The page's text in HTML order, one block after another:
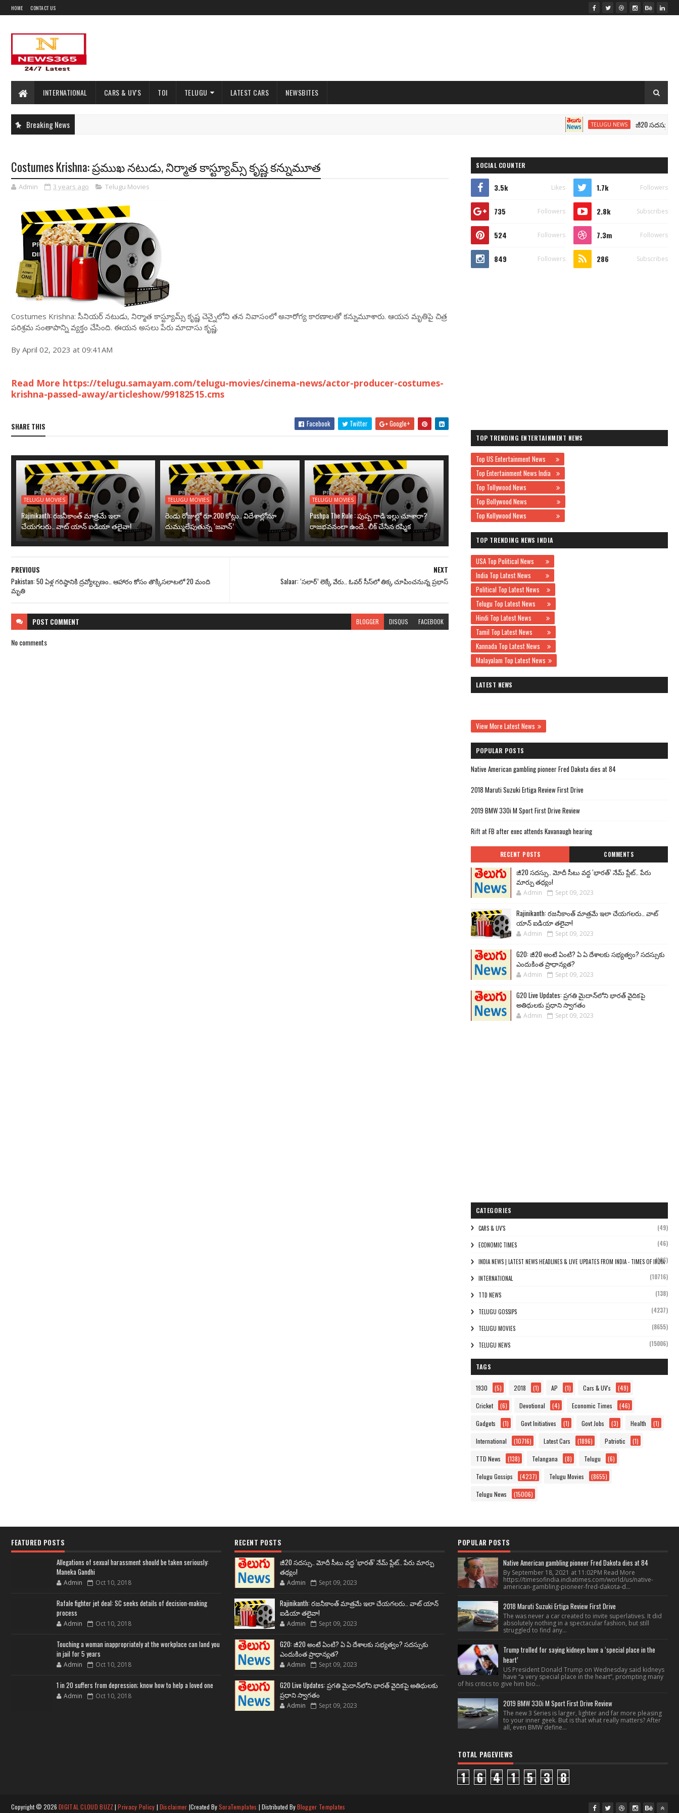
HOME CONTACT US
INTERNATIONAL CARS & UV'S TOI TELUGU LATEST CARS NEWSBITES
Breaking News TELUGU NEWS జీ20 సదస్సు.. మోదీ
Costumes Krishna: ప్రముఖ నటుడు, నిర్మాత కాస్ట్యూమ్స్ కృష్ణ క‌న్నుమూత‌
Admin 3 years ago Telugu Movies
Costumes Krishna: సీనియ‌ర్ న‌టుడు, నిర్మాత కాస్ట్యూమ్స్ కృష్ణ చెన్నైలోని త‌న నివాసంలో అనారోగ్య కార‌ణాల‌తో క‌న్నుమూశారు. ఆయ‌న మృతిపై చిత్ర
ప‌రిశ్ర‌మ సంతాపాన్ని వ్య‌క్తం చేసింది. ఈయ‌న అస‌లు పేరు మాదాసు కృష్ణ‌.
By April 02, 2023 at 09:41AM
Read More https://telugu.samayam.com/telugu-movies/cinema-news/actor-producer-costumes-
krishna-passed-away/articleshow/99182515.cms
SHARE THIS Facebook Twitter Google+
TELUGU MOVIES
Rajinikanth: రజనీకాంత్ మాత్రమే ఇలా
చేయగలరు.. వాట్ యాన్ ఐడియా తలైవా!
TELUGU MOVIES
రెండు రోజుల్లో రూ.200 కోట్లు.. విదేశాల్లోనూ
దుమ్ములేపుతున్న ‘జవాన్’
TELUGU MOVIES
Pushpa The Rule : పుష్ప గాడి ఇల్లు చూశారా?
రాజభవనంలా ఉందే.. లీక్ చేసిన రష్మిక
NEXT
Salaar: ‘సలార్’ లెక్కే వేరు.. ఓవ‌ర్ సీస్‌లో తిక్క చూపించ‌నున్న ప్ర‌భాస్‌
PREVIOUS
Pakistan: 50 ఏళ్ల గరిష్ఠానికి ద్రవ్యోల్బణం.. ఆహారం కోసం తొక్కిసలాటలో 20 మంది
మృతి
POST COMMENT BLOGGER DISQUS FACEBOOK
No comments
SOCIAL COUNTER
3.5k Likes 1.7k Followers
735 Followers 2.8k Subscribes
524 Followers 7.3m Followers
849 Followers 286 Subscribes
TOP TRENDING ENTERTAINMENT NEWS
Top US Entertainment News
Top Entertainment News India
Top Tollywood News
Top Bollywood News
Top Kollywood News
TOP TRENDING NEWS INDIA
USA Top Political News
India Top Latest News
Political Top Latest News
Telugu Top Latest News
Hindi Top Latest News
Tamil Top Latest News
Kannada Top Latest News
Malayalam Top Latest News
LATEST NEWS
View More Latest News
POPULAR POSTS
Native American gambling pioneer Fred Dakota dies at 84
2018 Maruti Suzuki Ertiga Review First Drive
2019 BMW 330i M Sport First Drive Review
Rift at FB after exec attends Kavanaugh hearing
RECENT POSTS COMMENTS
జీ20 సదస్సు.. మోదీ సీటు వద్ద ‘భారత్’ నేమ్ ప్లేట్‌.. పేరు
మార్పు తథ్యం!
Admin Sept 09, 2023
Rajinikanth: రజనీకాంత్ మాత్రమే ఇలా చేయగలరు.. వాట్
యాన్ ఐడియా తలైవా!
Admin Sept 09, 2023
G20: జీ20 అంటే ఏంటి? ఏ ఏ దేశాలకు సభ్యత్వం? సదస్సుకు
ఎందుకింత ప్రాధాన్యత?
Admin Sept 09, 2023
G20 Live Updates: ప్రగతి మైదాన్‌లోని భారత్ వైదికపై
అతిథులకు ప్రధాని స్వాగతం
Admin Sept 09, 2023
CATEGORIES
CARS & UV'S (49)
ECONOMIC TIMES (46)
INDIA NEWS | LATEST NEWS HEADLINES & LIVE UPDATES FROM INDIA - TIMES OF INDIA
(106)
INTERNATIONAL (10716)
TTD NEWS (138)
TELUGU GOSSIPS (4237)
TELUGU MOVIES (8655)
TELUGU NEWS (15006)
TAGS
1930 (5) 2018 (1) AP (1) Cars & UV's (49)
Cricket (6) Devotional (4) Economic Times (46)
Gadgets (1) Govt Initiatives (1) Govt Jobs (3) Health (1)
International (10716) Latest Cars (1896) Patriotic (1)
TTD News (138) Telangana (8) Telugu (6)
Telugu Gossips (4237) Telugu Movies (8655)
Telugu News (15006)
FEATURED POSTS
Allegations of sexual harassment should be taken seriously:
Maneka Gandhi
Admin Oct 10, 2018
Rafale fighter jet deal: SC seeks details of decision-making
process
Admin Oct 10, 2018
Touching a woman inappropriately at the workplace can land you
in jail for 5 years
Admin Oct 10, 2018
1 in 20 suffers from depression; know how to help a loved one
Admin Oct 10, 2018
RECENT POSTS
జీ20 సదస్సు.. మోదీ సీటు వద్ద ‘భారత్’ నేమ్ ప్లేట్‌.. పేరు మార్పు
తథ్యం!
Admin Sept 09, 2023
Rajinikanth: రజనీకాంత్ మాత్రమే ఇలా చేయగలరు.. వాట్ యాన్
ఐడియా తలైవా!
Admin Sept 09, 2023
G20: జీ20 అంటే ఏంటి? ఏ ఏ దేశాలకు సభ్యత్వం? సదస్సుకు
ఎందుకింత ప్రాధాన్యత?
Admin Sept 09, 2023
G20 Live Updates: ప్రగతి మైదాన్‌లోని భారత్ వైదికపై అతిథులకు
ప్రధాని స్వాగతం
Admin Sept 09, 2023
POPULAR POSTS
Native American gambling pioneer Fred Dakota dies at 84
By September 18, 2021 at 11:02PM Read More
https://timesofindia.indiatimes.com/world/us/native-
american-gambling-pioneer-fred-dakota-d...
2018 Maruti Suzuki Ertiga Review First Drive
The was never a car created to invite superlatives. It did
absolutely nothing in a spectacular fashion, but still
struggled to find any...
Trump trolled for saying kidneys have a ‘special place in the
heart’
US President Donald Trump on Wednesday said kidneys
have “a very special place in the heart”, prompting many
of his critics to give him bio...
2019 BMW 330i M Sport First Drive Review
The new 3 Series is larger, lighter and far more pleasing
to your inner geek. But is that what really matters? After
all, even BMW define...
TOTAL PAGEVIEWS
1 6 4 1 5 3 8
Copyright © 2026 DIGITAL CLOUD BUZZ|Privacy Policy | Disclaimer |Created BySoraTemplates | Distributed ByBlogger Templates